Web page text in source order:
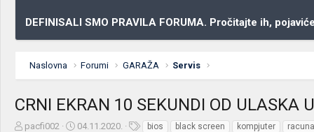
DEFINISALI SMO PRAVILA FORUMA. Pročitajte ih,
Naslovna Forumi GARAŽA Servis
CRNI EKRAN 10 SEKUNDI OD ULASKA
Z
pacfi002
D
04.11.2020. bios black screen kompjuter